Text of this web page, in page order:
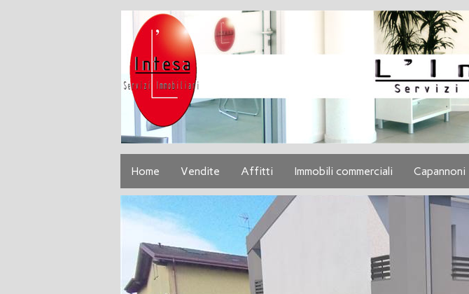
Home Vendite Affitti Immobili commerciali Capannoni